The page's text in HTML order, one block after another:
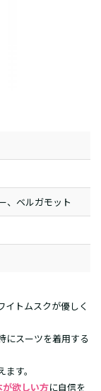
、ベルガモット
イトムスクが優しく
にスーツを着用する
す。
欲しい方に自信を